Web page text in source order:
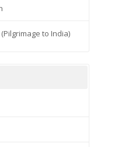
to India)